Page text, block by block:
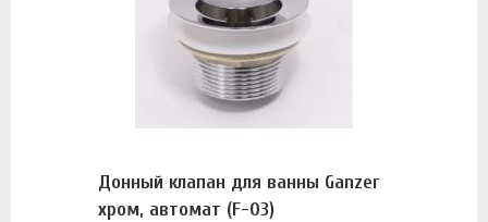
Донный клапан для ванны Ganzer
хром, автомат (F-03)